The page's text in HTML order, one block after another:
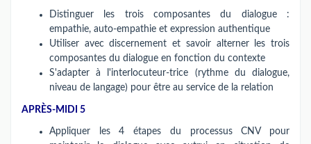
Distinguer les trois composantes du dialogue :
empathie, auto-empathie et expression authentique
Utiliser avec discernement et savoir alterner les trois
composantes du dialogue en fonction du contexte
S'adapter à l'interlocuteur-trice (rythme du dialogue,
niveau de langage) pour être au service de la relation
APRÈS-MIDI 5
Appliquer les 4 étapes du processus CNV pour